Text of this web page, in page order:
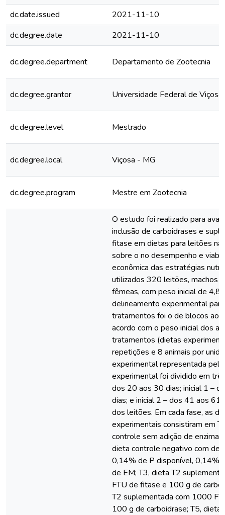
dc.date.issued
2021-11-10
dc.degree.date
2021-11-10
dc.degree.department Departamento de Zootecnia
dc.degree.grantor Universidade Federal de Viçosa
dc.degree.level Mestrado
dc.degree.local Viçosa - MG
dc.degree.program Mestre em Zootecnia
O estudo foi realizado para
inclusão de carboidrases e
fitase em dietas para leitões na
sobre o no desempenho e
econômica das estratégias
utilizados 320 leitões, machos
fêmeas, com peso inicial de 4,8
delineamento experimental
tratamentos foi o de blocos ao
acordo com o peso inicial dos
tratamentos (dietas
repetições e 8 animais por
experimental representada
experimental foi dividido em
dos 20 aos 30 dias; inicial 1 –
dias; e inicial 2 – dos 41 aos 61
dos leitões. Em cada fase, as
experimentais consistiram em
controle sem adição de
dieta controle negativo com
0,14% de P disponível, 0,14%
de EM; T3, dieta T2
FTU de fitase e 100 g de
T2 suplementada com 1000
100 g de carboidrase; T5, dieta